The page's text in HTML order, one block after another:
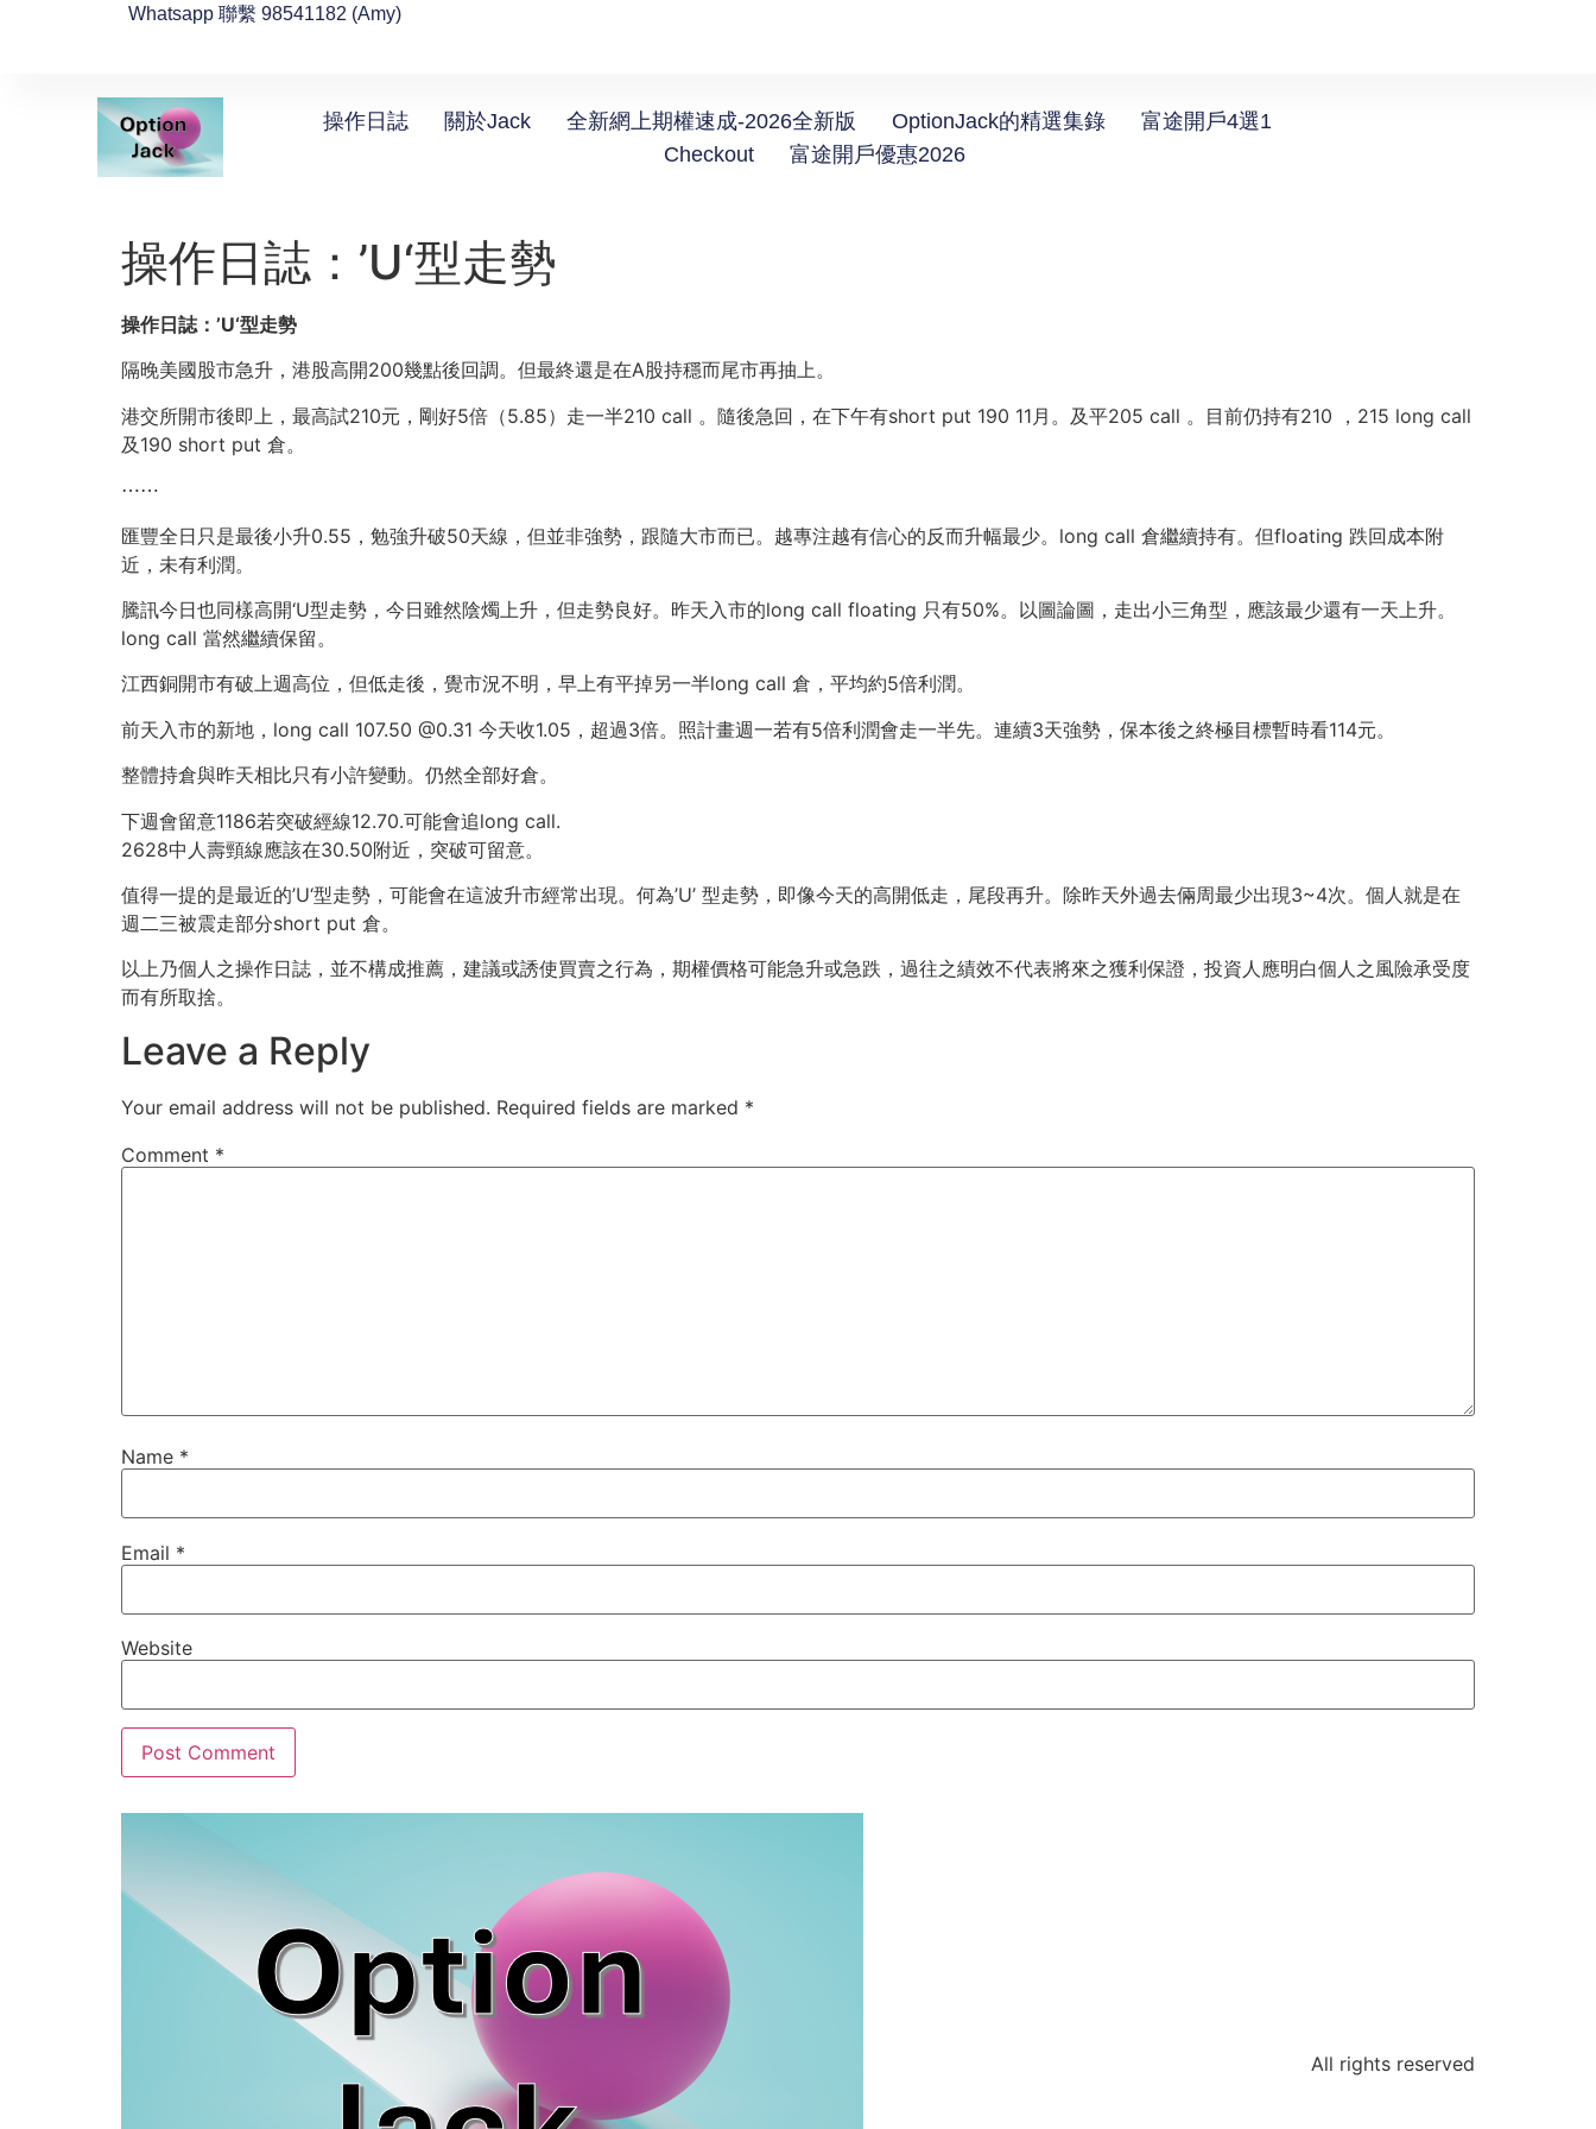
Whatsapp 聯繫 98541182 (Amy)
操作日誌 關於Jack 全新網上期權速成-2026全新版 OptionJack的精選集錄
富途開戶4選1
Checkout
富途開戶優惠2026
操作日誌：’U‘型走勢
操作日誌：’U‘型走勢
隔晚美國股市急升，港股高開200幾點後回調。但最終還是在A股持穩而尾市再抽上。
港交所開市後即上，最高試210元，剛好5倍（5.85）走一半210 call 。隨後急回，在下午有short put 190 11月。及平205 call 。目前仍持有210 ，215 long call
及190 short put 倉。
⋯⋯
匯豐全日只是最後小升0.55，勉強升破50天線，但並非強勢，跟隨大市而已。越專注越有信心的反而升幅最少。long call 倉繼續持有。但floating 跌回成本附
近，未有利潤。
騰訊今日也同樣高開‘U型走勢，今日雖然陰燭上升，但走勢良好。昨天入市的long call floating 只有50%。以圖論圖，走出小三角型，應該最少還有一天上升。
long call 當然繼續保留。
江西銅開市有破上週高位，但低走後，覺市況不明，早上有平掉另一半long call 倉，平均約5倍利潤。
前天入市的新地，long call 107.50 @0.31 今天收1.05，超過3倍。照計畫週一若有5倍利潤會走一半先。連續3天強勢，保本後之終極目標暫時看114元。
整體持倉與昨天相比只有小許變動。仍然全部好倉。
下週會留意1186若突破經線12.70.可能會追long call.
2628中人壽頸線應該在30.50附近，突破可留意。
值得一提的是最近的’U‘型走勢，可能會在這波升市經常出現。何為’U’ 型走勢，即像今天的高開低走，尾段再升。除昨天外過去倆周最少出現3~4次。個人就是在
週二三被震走部分short put 倉。
以上乃個人之操作日誌，並不構成推薦，建議或誘使買賣之行為，期權價格可能急升或急跌，過往之績效不代表將來之獲利保證，投資人應明白個人之風險承受度
而有所取捨。
Leave a Reply
Your email address will not be published. Required fields are marked *
Comment *
Name *
Email *
Website
All rights reserved